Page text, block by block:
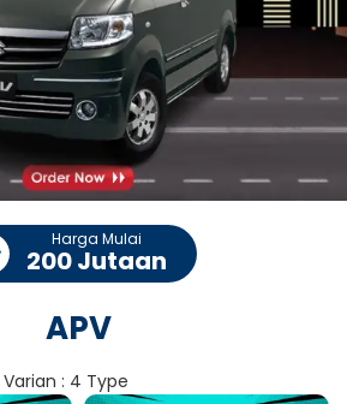
Harga Mulai
200 Jutaan
APV
Varian : 4 Type